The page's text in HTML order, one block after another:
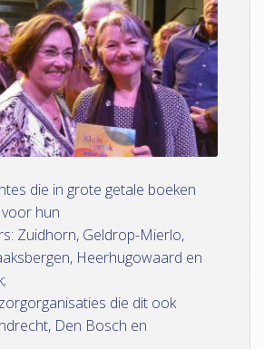
die in grote getale boeken
hun
Zuidhorn, Geldrop-Mierlo,
Heerhugowaard en
die dit ook
Den Bosch en